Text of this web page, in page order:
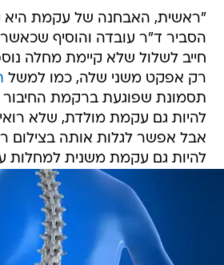
"ראשית, האבחנה של עקמת היא
הסביר ד"ר עובדה והוסיף שכאשר
חייב לשלול שלא קיימת מחלה
רק אפקט משני שלה, כמו למשל
תסמונת שפוגעת ברקמת החיבור
להיות גם עקמת מולדת, שלא
אבל אפשר לגלות אותה בצילום
להיות גם עקמת משנית למחלות